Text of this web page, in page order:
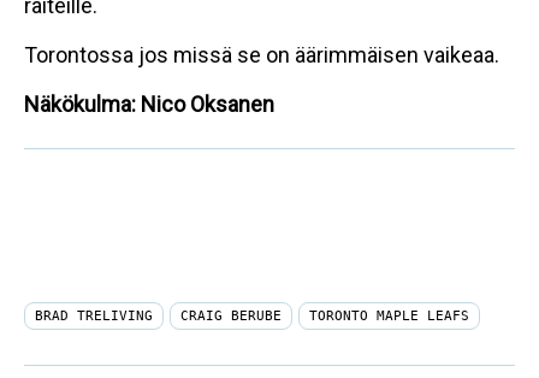
raiteille.
Torontossa jos missä se on äärimmäisen vaikeaa.
Näkökulma: Nico Oksanen
BRAD TRELIVING CRAIG BERUBE TORONTO MAPLE LEAFS